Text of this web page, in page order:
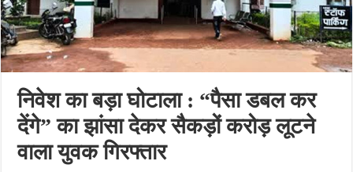
निवेश का बड़ा घोटाला : “पैसा डबल कर
देंगे” का झांसा देकर सैकड़ों करोड़ लूटने
वाला युवक गिरफ्तार